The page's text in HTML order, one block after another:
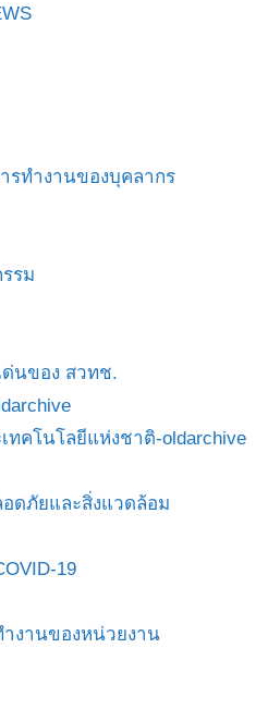
รทำงานของบุคลากร
รม
ด่นของ สวทช.
ทคโนโลยีแห่งชาติ-oldarchive
ดภัยและสิ่งแวดล้อม
19
งานของหน่วยงาน